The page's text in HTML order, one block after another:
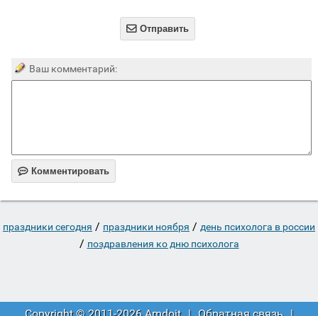
 Отправить
Ваш комментарий:
 Комментировать
праздники сегодня / праздники ноября / день психолога в россии
/ поздравления ко дню психолога